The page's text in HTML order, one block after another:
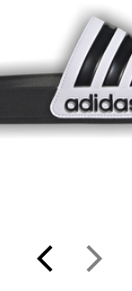
arrow_forward_ios
arrow_back_ios